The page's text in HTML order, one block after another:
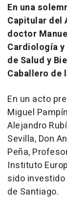
En una
Capitular del
doctor
Cardiología
de Salud y
Caballero de
En un acto
Miguel
Alejandro
Sevilla, Don
Peña,
Instituto
sido investido
de Santiago.